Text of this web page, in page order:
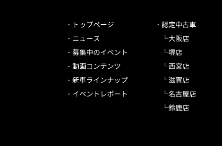
トップページ
ニュース
募集中のイベント
動画コンテンツ
新車ラインナップ
イベントレポート
認定中古車
大阪店
堺店
西宮店
滋賀店
名古屋店
鈴鹿店